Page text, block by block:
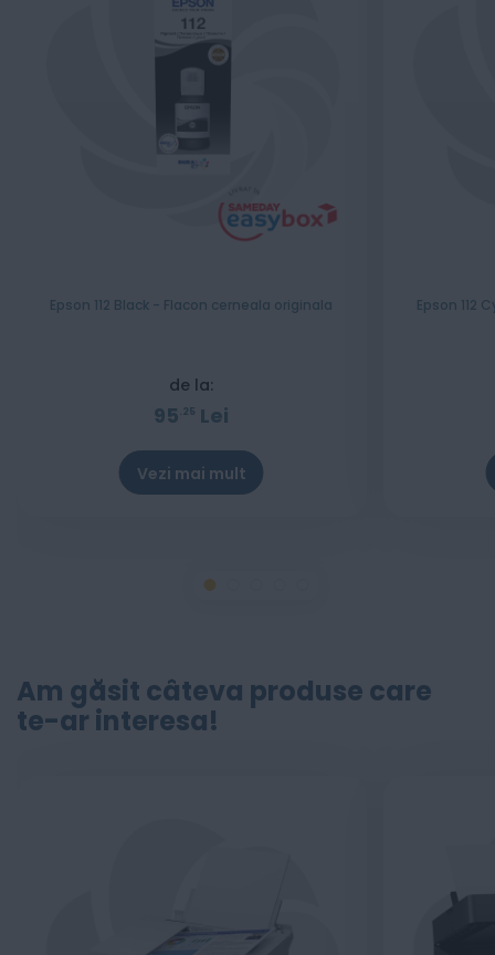
Epson 112 Black - Flacon cerneala originala
de la:
95 25 Lei
Vezi mai mult
Epson 112
Am găsit câteva produse care
te-ar interesa!